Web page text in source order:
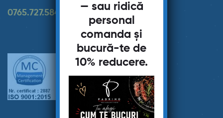
0765.727.584
— sau ridică
personal
comanda și
bucură-te de
10% reducere.